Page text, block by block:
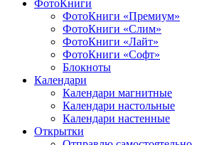
ФотоКниги
ФотоКниги «Премиум»
ФотоКниги «Слим»
ФотоКниги «Лайт»
ФотоКниги «Софт»
Блокноты
Календари
Календари магнитные
Календари настольные
Календари настенные
Открытки